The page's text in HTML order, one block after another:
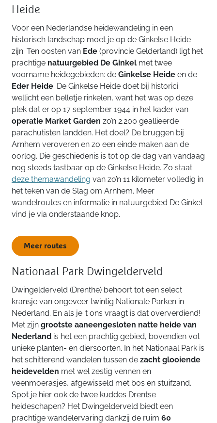
Heide
Voor een Nederlandse heidewandeling in een
historisch landschap moet je op de Ginkelse Heide
zijn. Ten oosten van Ede (provincie Gelderland) ligt het
prachtige natuurgebied De Ginkel met twee
voorname heidegebieden: de Ginkelse Heide en de
Eder Heide. De Ginkelse Heide doet bij historici
wellicht een belletje rinkelen, want het was op deze
plek dat er op 17 september 1944 in het kader van
operatie Market Garden zo’n 2.200 geallieerde
parachutisten landden. Het doel? De bruggen bij
Arnhem veroveren en zo een einde maken aan de
oorlog. Die geschiedenis is tot op de dag van vandaag
nog steeds tastbaar op de Ginkelse Heide. Zo staat
deze themawandeling van zo’n 11 kilometer volledig in
het teken van de Slag om Arnhem. Meer
wandelroutes en informatie in natuurgebied De Ginkel
vind je via onderstaande knop.
Meer routes
Nationaal Park Dwingelderveld
Dwingelderveld (Drenthe) behoort tot een select
kransje van ongeveer twintig Nationale Parken in
Nederland. En als je ’t ons vraagt is dat oververdiend!
Met zijn grootste aaneengesloten natte heide van
Nederland is het een prachtig gebied, bovendien vol
unieke planten- en diersoorten. In het Nationaal Park is
het schitterend wandelen tussen de zacht glooiende
heidevelden met wel zestig vennen en
veenmoerasjes, afgewisseld met bos en stuifzand.
Spot je hier ook de twee kuddes Drentse
heideschapen? Het Dwingelderveld biedt een
prachtige wandelervaring dankzij de ruim 60